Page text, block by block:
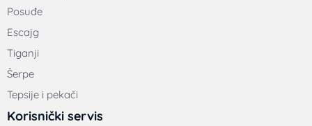
Posuđe
Escajg
Tiganji
Šerpe
Tepsije i pekači
Korisnički servis